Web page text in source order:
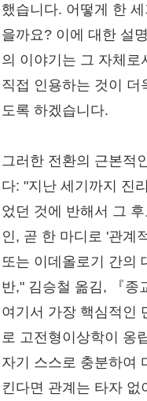
했습니다. 어떻게 한
을까요? 이에 대한 설
의 이야기는 그 자체로
직접 인용하는 것이
도록 하겠습니다.
그러한 전환의 근본적
다: "지난 세기까지 진
었던 것에 반해서 그
인, 곧 한 마디로 '관계
또는 이데올로기 간의
반," 김승철 옮김, 『종
여기서 가장 핵심적인
로 고전형이상학이 옹
자기 스스로 충분하여
킨다면 관계는 타자 없